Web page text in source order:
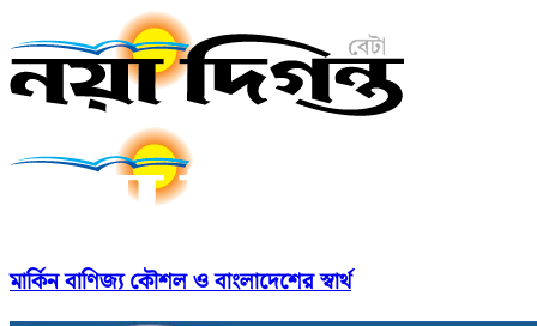
মার্কিন বাণিজ্য কৌশল ও বাংলাদেশের স্বার্থ